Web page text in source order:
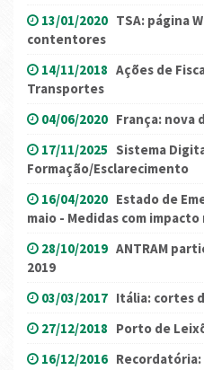
13/01/2020 TSA: página
contentores
14/11/2018 Ações de
Transportes
04/06/2020 França: nova
17/11/2025 Sistema
Formação/Esclarecimento
16/04/2020 Estado de
maio - Medidas com
28/10/2019 ANTRAM
2019
03/03/2017 Itália: cortes
27/12/2018 Porto de
16/12/2016